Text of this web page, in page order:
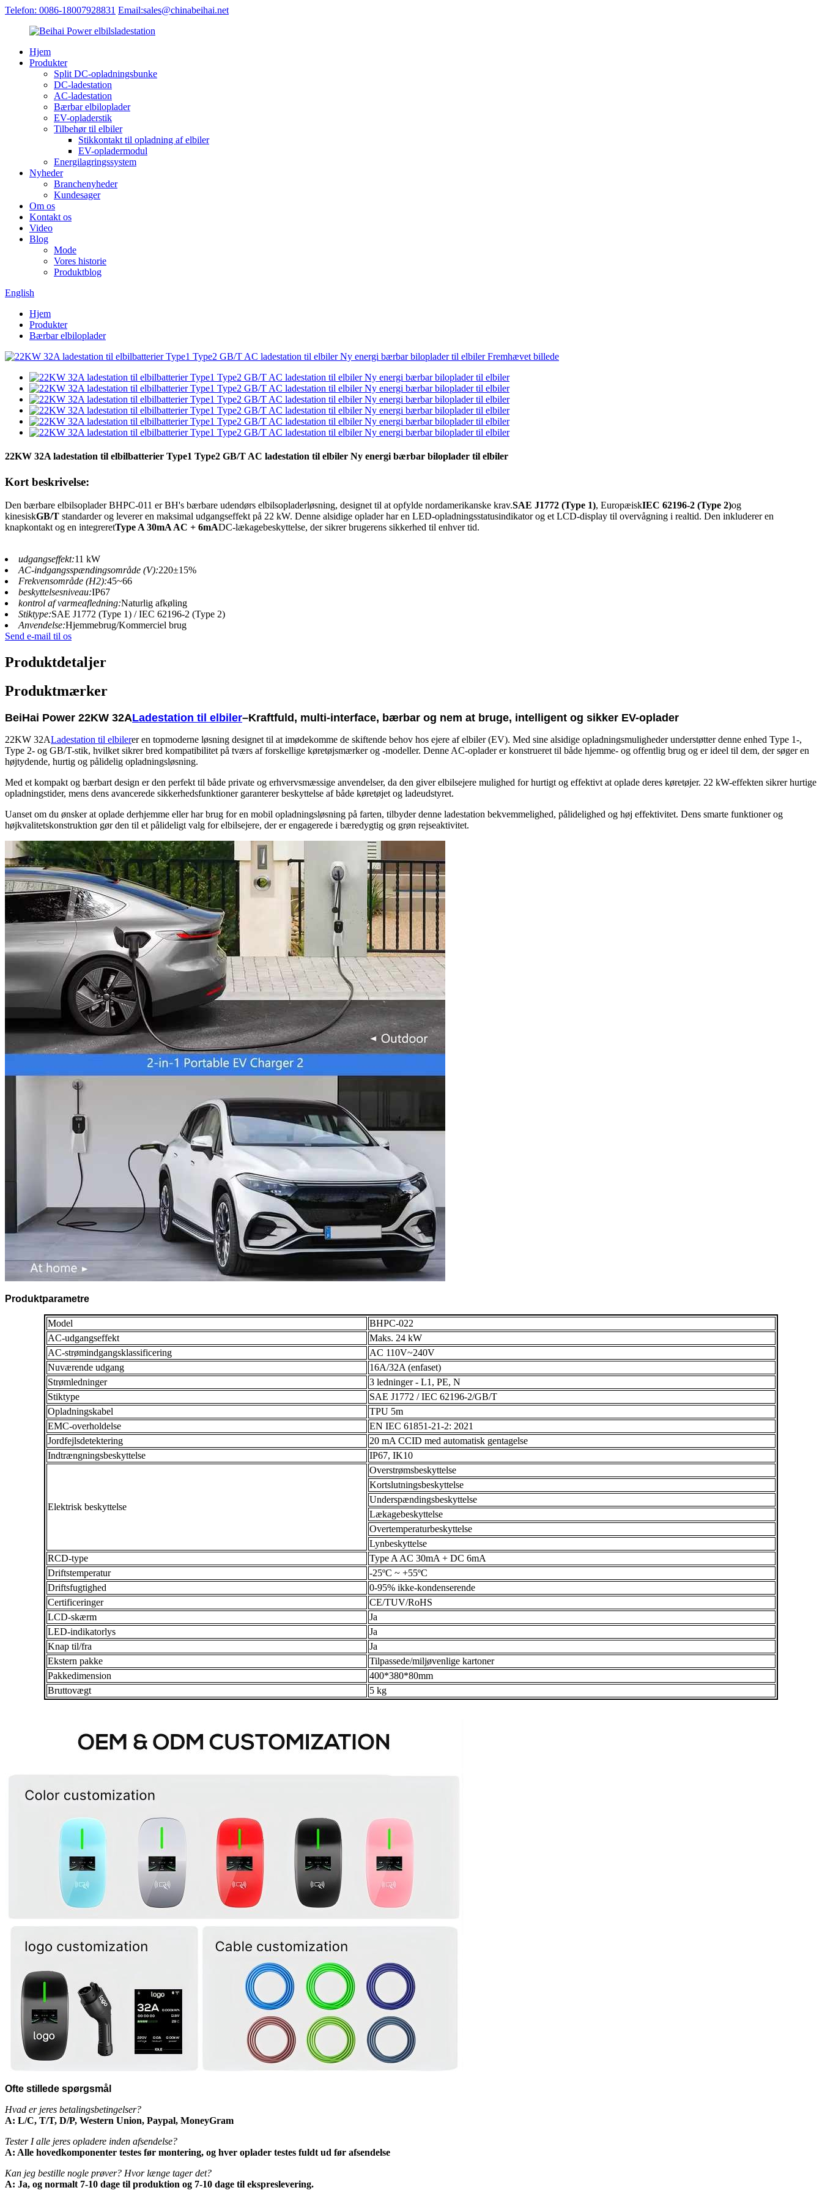
Telefon: 0086-18007928831 Email:sales@chinabeihai.net
Hjem
Produkter
Split DC-opladningsbunke
DC-ladestation
AC-ladestation
Bærbar elbiloplader
EV-opladerstik
Tilbehør til elbiler
Stikkontakt til opladning af elbiler
EV-opladermodul
Energilagringssystem
Nyheder
Branchenyheder
Kundesager
Om os
Kontakt os
Video
Blog
Mode
Vores historie
Produktblog
English
Hjem
Produkter
Bærbar elbiloplader
22KW 32A ladestation til elbilbatterier Type1 Type2 GB/T AC ladestation til elbiler Ny energi bærbar biloplader til elbiler
Kort beskrivelse:
Den bærbare elbilsoplader BHPC-011 er BH's bærbare udendørs elbilsopladerløsning, designet til at opfylde nordamerikanske krav.SAE J1772 (Type 1), EuropæiskIEC 62196-2 (Type 2)og
kinesiskGB/T standarder og leverer en maksimal udgangseffekt på 22 kW. Denne alsidige oplader har en LED-opladningsstatusindikator og et LCD-display til overvågning i realtid. Den inkluderer en
knapkontakt og en integreretType A 30mA AC + 6mADC-lækagebeskyttelse, der sikrer brugerens sikkerhed til enhver tid.
udgangseffekt:11 kW
AC-indgangsspændingsområde (V):220±15%
Frekvensområde (H2):45~66
beskyttelsesniveau:IP67
kontrol af varmeafledning:Naturlig afkøling
Stiktype:SAE J1772 (Type 1) / IEC 62196-2 (Type 2)
Anvendelse:Hjemmebrug/Kommerciel brug
Send e-mail til os
Produktdetaljer
Produktmærker
BeiHai Power 22KW 32ALadestation til elbiler–Kraftfuld, multi-interface, bærbar og nem at bruge, intelligent og sikker EV-oplader
22KW 32ALadestation til elbilerer en topmoderne løsning designet til at imødekomme de skiftende behov hos ejere af elbiler (EV). Med sine alsidige opladningsmuligheder understøtter denne enhed Type 1-,
Type 2- og GB/T-stik, hvilket sikrer bred kompatibilitet på tværs af forskellige køretøjsmærker og -modeller. Denne AC-oplader er konstrueret til både hjemme- og offentlig brug og er ideel til dem, der søger en
højtydende, hurtig og pålidelig opladningsløsning.
Med et kompakt og bærbart design er den perfekt til både private og erhvervsmæssige anvendelser, da den giver elbilsejere mulighed for hurtigt og effektivt at oplade deres køretøjer. 22 kW-effekten sikrer hurtige
opladningstider, mens dens avancerede sikkerhedsfunktioner garanterer beskyttelse af både køretøjet og ladeudstyret.
Uanset om du ønsker at oplade derhjemme eller har brug for en mobil opladningsløsning på farten, tilbyder denne ladestation bekvemmelighed, pålidelighed og høj effektivitet. Dens smarte funktioner og
højkvalitetskonstruktion gør den til et pålideligt valg for elbilsejere, der er engagerede i bæredygtig og grøn rejseaktivitet.
Produktparametre
Model
BHPC-022
AC-udgangseffekt
Maks. 24 kW
AC-strømindgangsklassificering
AC 110V~240V
Nuværende udgang
16A/32A (enfaset)
Strømledninger
3 ledninger - L1, PE, N
Stiktype
SAE J1772 / IEC 62196-2/GB/T
Opladningskabel
TPU 5m
EMC-overholdelse
EN IEC 61851-21-2: 2021
Jordfejlsdetektering
20 mA CCID med automatisk gentagelse
Indtrængningsbeskyttelse
IP67, IK10
Elektrisk beskyttelse
Overstrømsbeskyttelse
Kortslutningsbeskyttelse
Underspændingsbeskyttelse
Lækagebeskyttelse
Overtemperaturbeskyttelse
Lynbeskyttelse
RCD-type
Type A AC 30mA + DC 6mA
Driftstemperatur
-25ºC ~ +55ºC
Driftsfugtighed
0-95% ikke-kondenserende
Certificeringer
CE/TUV/RoHS
LCD-skærm
Ja
LED-indikatorlys
Ja
Knap til/fra
Ja
Ekstern pakke
Tilpassede/miljøvenlige kartoner
Pakkedimension
400*380*80mm
Bruttovægt
5 kg
Ofte stillede spørgsmål
Hvad er jeres betalingsbetingelser?
A: L/C, T/T, D/P, Western Union, Paypal, MoneyGram
Tester I alle jeres opladere inden afsendelse?
A: Alle hovedkomponenter testes før montering, og hver oplader testes fuldt ud før afsendelse
Kan jeg bestille nogle prøver? Hvor længe tager det?
A: Ja, og normalt 7-10 dage til produktion og 7-10 dage til ekspreslevering.